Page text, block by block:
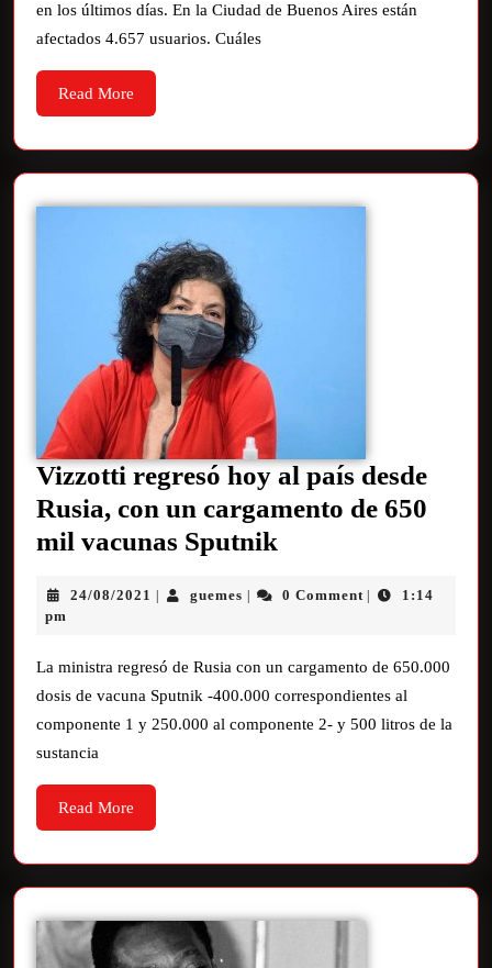
en los últimos días. En la Ciudad de Buenos Aires están
afectados 4.657 usuarios. Cuáles
Read More
Vizzotti regresó hoy al país desde
Rusia, con un cargamento de 650
mil vacunas Sputnik
24/08/2021 guemes 0 Comment
1:14
pm
La ministra regresó de Rusia con un cargamento de 650.000
dosis de vacuna Sputnik -400.000 correspondientes al
componente 1 y 250.000 al componente 2- y 500 litros de la
sustancia
Read More